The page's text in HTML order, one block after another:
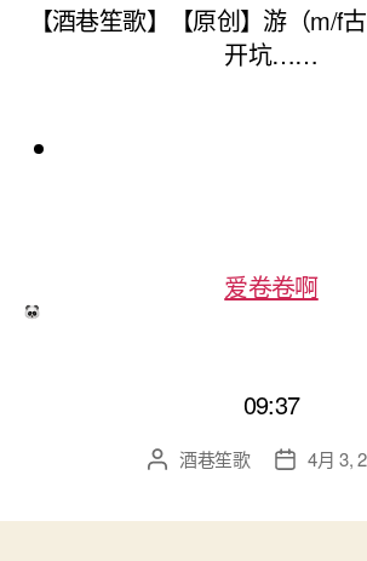
【酒巷笙歌】【原创】游（m/f
开坑……
爱卷卷啊
09:37
文 酒巷笙歌
发 4月 3,